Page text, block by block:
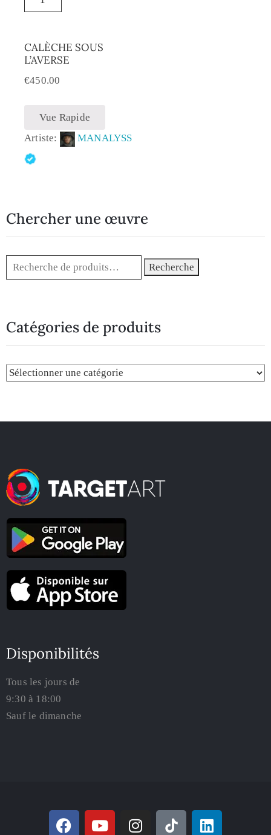
CALÈCHE SOUS
L’AVERSE
€450.00
Vue Rapide
Artiste:
MANALYSS
Chercher une œuvre
Recherche
Catégories de produits
Disponibilités
Tous les jours de
9:30 à 18:00
Sauf le dimanche